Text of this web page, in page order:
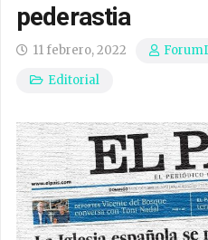
pederastia
11 febrero, 2022
Editorial